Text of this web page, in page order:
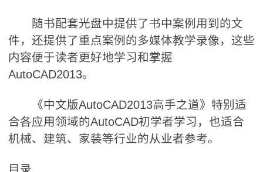
随书配套光盘中提供了书中案例用到的文
件，还提供了重点案例的多媒体教学录像，这些
内容便于读者更好地学习和掌握
AutoCAD2013。
《中文版AutoCAD2013高手之道》特别适
合各应用领域的AutoCAD初学者学习，也适合
机械、建筑、家装等行业的从业者参考。
目录